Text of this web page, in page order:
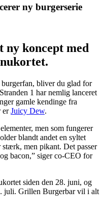
ny burgerserie
koncept med
bliver du glad for
1 har nemlig lanceret
gamle kendinge fra
erJuicy Dew.
men som fungerer
blandt andet en syltet
men pikant. Det passer
bacon,” siger co-CEO for
siden den 28. juni, og
juli. Grillen Burgerbar vil i alt